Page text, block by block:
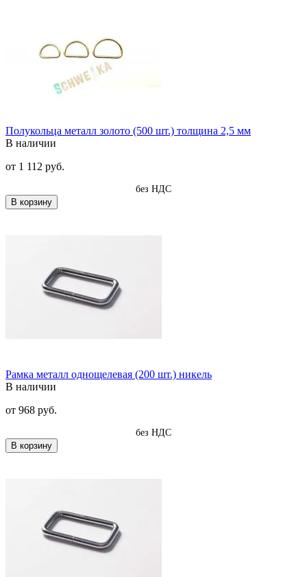
Полукольца металл золото (500 шт.) толщина 2,5 мм
В наличии
от 1 112 руб.
без НДС
В корзину
Рамка металл однощелевая (200 шт.) никель
В наличии
от 968 руб.
без НДС
В корзину